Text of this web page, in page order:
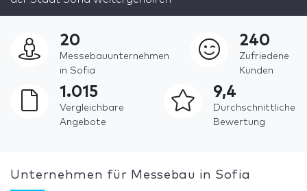
20
Messebauunternehmen
in Sofia
240
Zufriedene
Kunden
1.015
Vergleichbare
Angebote
9,4
Durchschnittliche
Bewertung
Unternehmen für Messebau in Sofia